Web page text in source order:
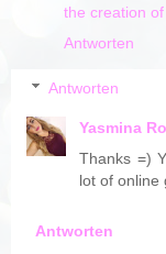
the creation
Antworten
Antworten
Yasmina
Thanks =)
lot of online
Antworten